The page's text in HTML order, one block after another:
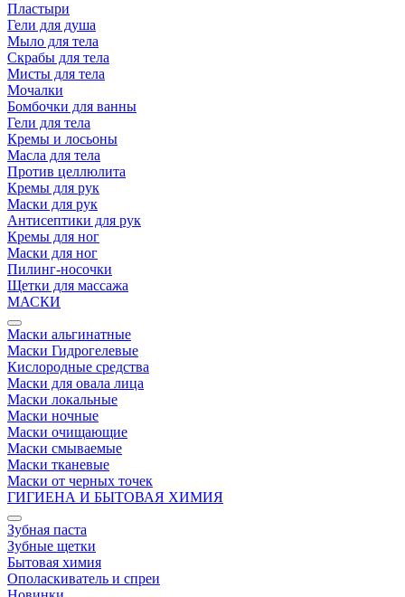
Пластыри
Гели для душа
Мыло для тела
Скрабы для тела
Мисты для тела
Мочалки
Бомбочки для ванны
Гели для тела
Кремы и лосьоны
Масла для тела
Против целлюлита
Кремы для рук
Маски для рук
Антисептики для рук
Кремы для ног
Маски для ног
Пилинг-носочки
Щетки для массажа
МАСКИ
Маски альгинатные
Маски Гидрогелевые
Кислородные средства
Маски для овала лица
Маски локальные
Маски ночные
Маски очищающие
Маски смываемые
Маски тканевые
Маски от черных точек
ГИГИЕНА И БЫТОВАЯ ХИМИЯ
Зубная паста
Зубные щетки
Бытовая химия
Ополаскиватель и спреи